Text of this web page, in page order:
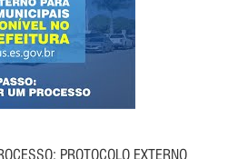
PROTOCOLO EXTERNO